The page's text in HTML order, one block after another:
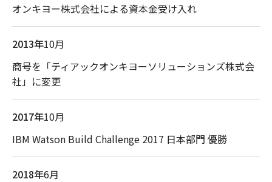
オンキヨー株式会社による資本金受け入れ
2013年10月
商号を「ティアックオンキヨーソリューションズ株式会
社」に変更
2017年10月
IBM Watson Build Challenge 2017 日本部門 優勝
2018年6月